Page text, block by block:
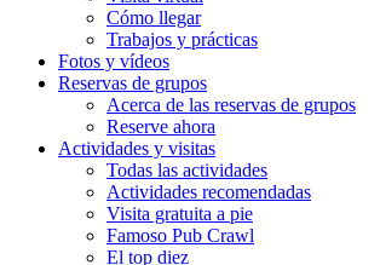
Cómo llegar
Trabajos y prácticas
Fotos y vídeos
Reservas de grupos
Acerca de las reservas de grupos
Reserve ahora
Actividades y visitas
Todas las actividades
Actividades recomendadas
Visita gratuita a pie
Famoso Pub Crawl
El top diez